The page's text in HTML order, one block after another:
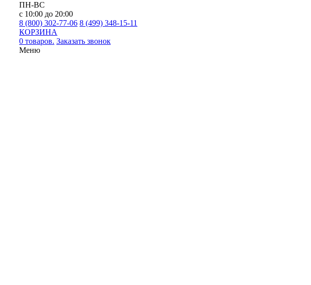
ПН-ВС
с 10:00 до 20:00
8 (800) 302-77-06 8 (499) 348-15-11
КОРЗИНА
0 товаров. Заказать звонок
Меню